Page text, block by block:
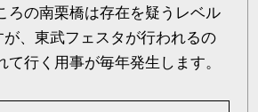
ろの南栗橋は存在を疑うレベル
、東武フェスタが行われるの
て行く用事が毎年発生します。